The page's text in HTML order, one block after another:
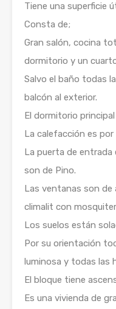
Tiene una superficie
Consta de;
Gran salón, cocina
dormitorio y un
Salvo el baño todas
balcón al exterior.
El dormitorio
La calefacción es por
La puerta de entrada
son de Pino.
Las ventanas son de
climalit con
Los suelos están
Por su orientación
luminosa y todas las
El bloque tiene
Es una vivienda de